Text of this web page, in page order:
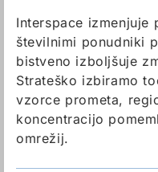
Interspace izmenjuje
številnimi ponudniki
bistveno izboljšuje
Strateško izbiramo
vzorce prometa,
koncentracijo
omrežij.